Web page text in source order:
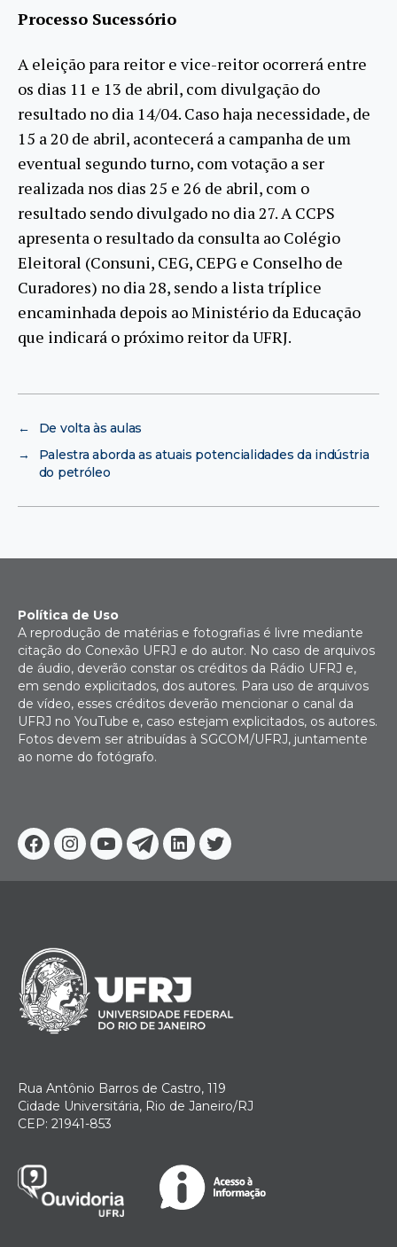
Processo Sucessório
A eleição para reitor e vice-reitor ocorrerá entre
os dias 11 e 13 de abril, com divulgação do
resultado no dia 14/04. Caso haja necessidade, de
15 a 20 de abril, acontecerá a campanha de um
eventual segundo turno, com votação a ser
realizada nos dias 25 e 26 de abril, com o
resultado sendo divulgado no dia 27. A CCPS
apresenta o resultado da consulta ao Colégio
Eleitoral (Consuni, CEG, CEPG e Conselho de
Curadores) no dia 28, sendo a lista tríplice
encaminhada depois ao Ministério da Educação
que indicará o próximo reitor da UFRJ.
←
De volta às aulas
→
Palestra aborda as atuais potencialidades da indústria
do petróleo
Facebook
Instagram
YoutubeTelegram
Linkedin
Twitter
Política de Uso
A reprodução de matérias e fotografias é livre mediante
citação do Conexão UFRJ e do autor. No caso de arquivos
de áudio, deverão constar os créditos da Rádio UFRJ e,
em sendo explicitados, dos autores. Para uso de arquivos
de vídeo, esses créditos deverão mencionar o canal da
UFRJ no YouTube e, caso estejam explicitados, os autores.
Fotos devem ser atribuídas à SGCOM/UFRJ, juntamente
ao nome do fotógrafo.
Rua Antônio Barros de Castro, 119
Cidade Universitária, Rio de Janeiro/RJ
CEP: 21941-853